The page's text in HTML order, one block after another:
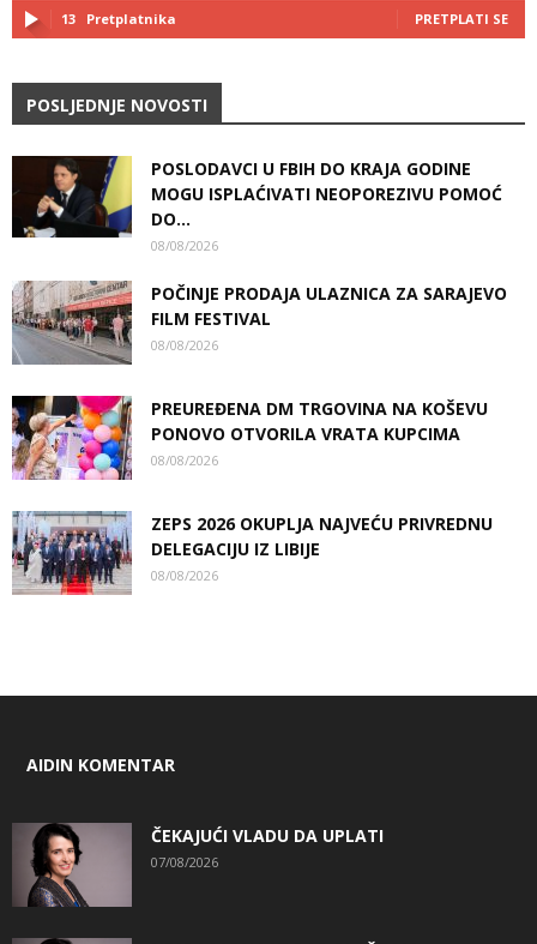
13 Pretplatnika PRETPLATI SE
POSLJEDNJE NOVOSTI
POSLODAVCI U FBIH DO KRAJA GODINE
MOGU ISPLAĆIVATI NEOPOREZIVU POMOĆ
DO...
08/08/2026
POČINJE PRODAJA ULAZNICA ZA SARAJEVO
FILM FESTIVAL
08/08/2026
PREUREĐENA DM TRGOVINA NA KOŠEVU
PONOVO OTVORILA VRATA KUPCIMA
08/08/2026
ZEPS 2026 OKUPLJA NAJVEĆU PRIVREDNU
DELEGACIJU IZ LIBIJE
08/08/2026
AIDIN KOMENTAR
ČEKAJUĆI VLADU DA UPLATI
07/08/2026